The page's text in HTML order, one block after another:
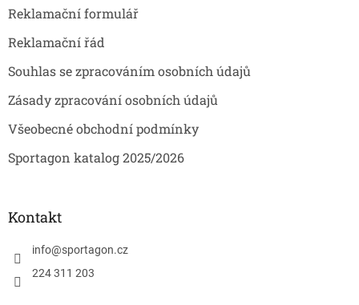
Reklamační formulář
Reklamační řád
Souhlas se zpracováním osobních údajů
Zásady zpracování osobních údajů
Všeobecné obchodní podmínky
Sportagon katalog 2025/2026
Kontakt
info@sportagon.cz
224 311 203